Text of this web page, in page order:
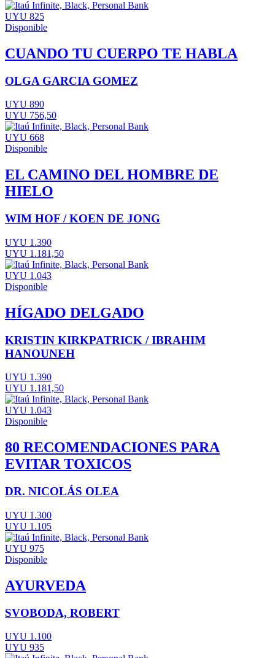
UYU 825
Disponible
CUANDO TU CUERPO TE HABLA
OLGA GARCIA GOMEZ
UYU 890
UYU 756,50
UYU 668
Disponible
EL CAMINO DEL HOMBRE DE
HIELO
WIM HOF / KOEN DE JONG
UYU 1.390
UYU 1.181,50
UYU 1.043
Disponible
HÍGADO DELGADO
KRISTIN KIRKPATRICK / IBRAHIM
HANOUNEH
UYU 1.390
UYU 1.181,50
UYU 1.043
Disponible
80 RECOMENDACIONES PARA
EVITAR TOXICOS
DR. NICOLÁS OLEA
UYU 1.300
UYU 1.105
UYU 975
Disponible
AYURVEDA
SVOBODA, ROBERT
UYU 1.100
UYU 935